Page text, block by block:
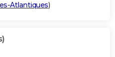
Atlantiques)